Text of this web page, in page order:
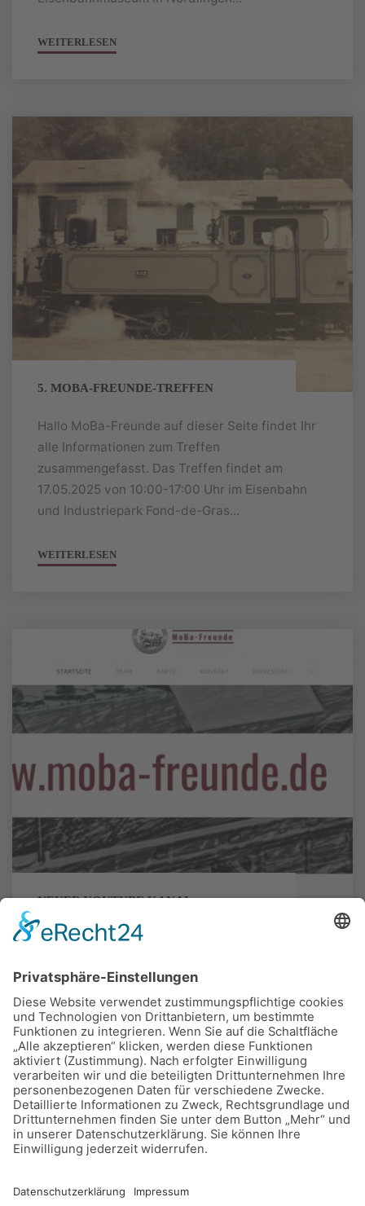
WEITERLESEN"6.
Freunde-
Treffen
5. MOBA-FREUNDE-TREFFEN
Hallo MoBa-Freunde auf dieser Seite findet Ihr
alle Informationen zum Treffen
zusammengefasst. Das Treffen findet am
17.05.2025 von 10:00-17:00 Uhr im Eisenbahn
und Industriepark Fond-de-Gras...
WEITERLESEN"5.
Kanal
NEUER YOUTUBE KANAL
Hallo zusammen, wir hatten leider Probleme mit
Kanals. Aus diesem Grund haben wir uns
entschlossen einen neuen Kanal zu erstellen.
Der...
WEITERLESEN"NEUER
YOUTUBE
KANAL"